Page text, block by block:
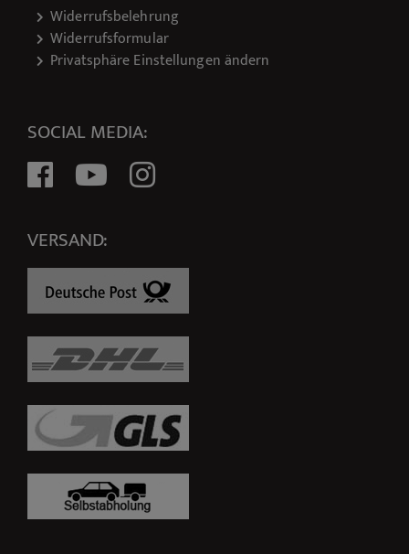
SOCIAL MEDIA:
VERSAND:
Widerrufsbelehrung
Widerrufsformular
Privatsphäre Einstellungen ändern